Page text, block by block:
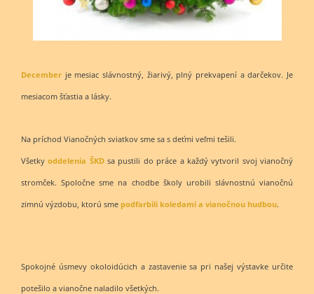
December je mesiac slávnostný, žiarivý, plný prekvapení a darčekov. Je
mesiacom šťastia a lásky.
Na príchod Vianočných sviatkov sme sa s deťmi veľmi tešili.
Všetky oddelenia ŠKDsa pustili do práce a každý vytvoril svoj vianočný
stromček. Spoločne sme na chodbe školy urobili slávnostnú vianočnú
zimnú výzdobu, ktorú sme podfarbili koledami a vianočnou hudbou.
Spokojné úsmevy okoloidúcich a zastavenie sa pri našej výstavke určite
potešilo a vianočne naladilo všetkých.